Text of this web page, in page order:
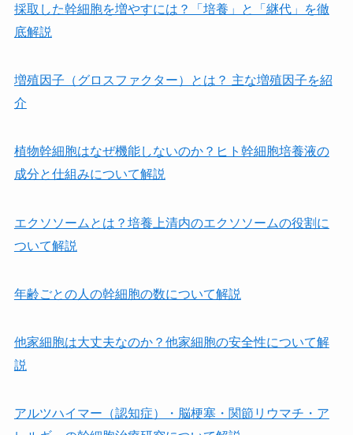
採取した幹細胞を増やすには？「培養」と「継代」を徹
底解説
増殖因子（グロスファクター）とは？ 主な増殖因子を紹
介
植物幹細胞はなぜ機能しないのか？ヒト幹細胞培養液の
成分と仕組みについて解説
エクソソームとは？培養上清内のエクソソームの役割に
ついて解説
年齢ごとの人の幹細胞の数について解説
他家細胞は⼤丈夫なのか？他家細胞の安全性について解
説
アルツハイマー（認知症）・脳梗塞・関節リウマチ・ア